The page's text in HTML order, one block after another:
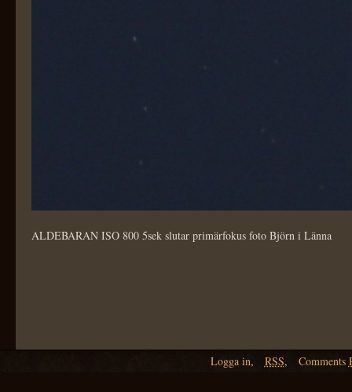
ALDEBARAN ISO 800 5sek slutar primärfokus foto Björn i Länna
Logga in, RSS, Comments